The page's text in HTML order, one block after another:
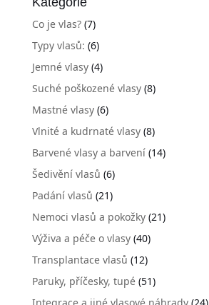
Co je vlas?(7)
Typy vlasů: (6)
Jemné vlasy(4)
Suché poškozené vlasy(8)
Mastné vlasy(6)
Vlnité a kudrnaté vlasy(8)
Barvené vlasy a barvení(14)
Šedivění vlasů (6)
Padání vlasů (21)
Nemoci vlasů a pokožky(21)
Výživa a péče o vlasy(40)
Transplantace vlasů (12)
Paruky, příčesky, tupé(51)
Integrace a jiné vlasové náhrady(24)